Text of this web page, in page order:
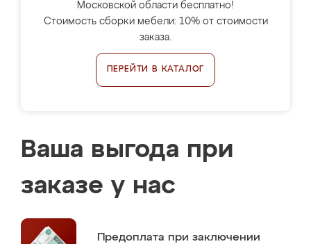
Московской области бесплатно!
Стоимость сборки мебели: 10% от стоимости
заказа.
ПЕРЕЙТИ В КАТАЛОГ
Ваша выгода при
заказе у нас
Предоплата при заключении